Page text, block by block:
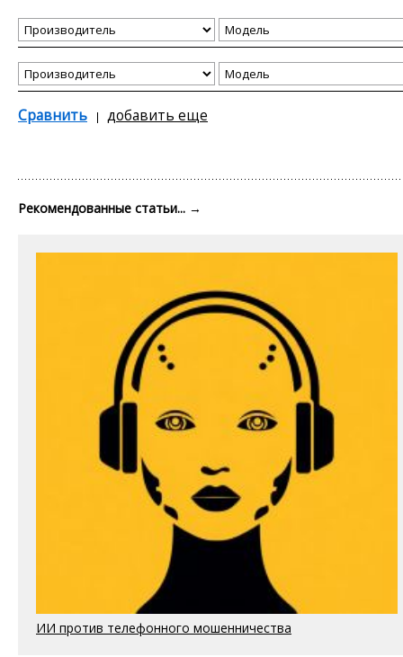
Сравнить добавить еще
Рекомендованные статьи... →
ИИ против телефонного мошенничества